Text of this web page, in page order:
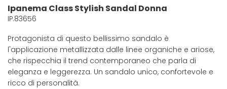
Ipanema Class Stylish Sandal Donna
IP.83656
Protagonista di questo bellissimo sandalo è
l'applicazione metallizzata dalle linee organiche e ariose,
che rispecchia il trend contemporaneo che parla di
eleganza e leggerezza. Un sandalo unico, confortevole e
ricco di personalità.